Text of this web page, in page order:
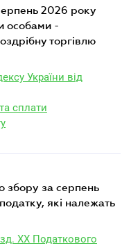
особами -
торгівлю
України від
сплати
які належать
XX Податкового